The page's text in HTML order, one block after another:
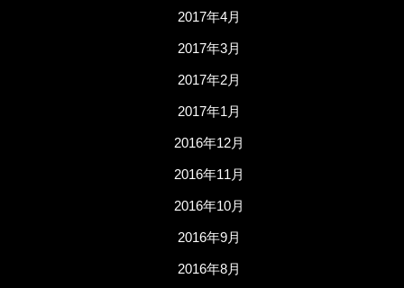
2017年4月
2017年3月
2017年2月
2017年1月
2016年12月
2016年11月
2016年10月
2016年9月
2016年8月